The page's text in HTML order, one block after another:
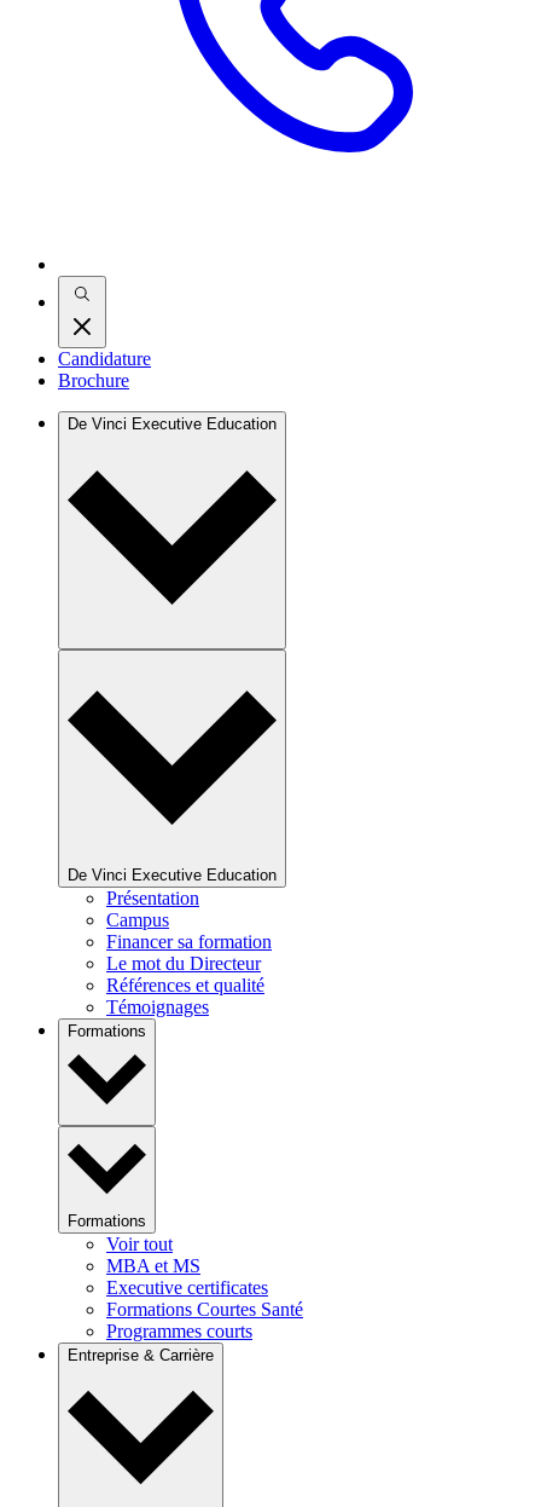
Candidature
Brochure
De Vinci Executive Education
De Vinci Executive Education
Présentation
Campus
Financer sa formation
Le mot du Directeur
Références et qualité
Témoignages
Formations
Formations
Voir tout
MBA et MS
Executive certificates
Formations Courtes Santé
Programmes courts
Entreprise & Carrière